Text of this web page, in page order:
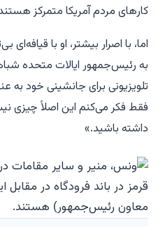
کارهای مردم آمریکا متمرکز
اما، با اصرار بیشتر، او با
به رئیس‌جمهور ایالات متحده
تلویزیونی برای جانشینی خود به
فقط فکر می‌کنم این اصلاً چیزی
داشته باشید.»